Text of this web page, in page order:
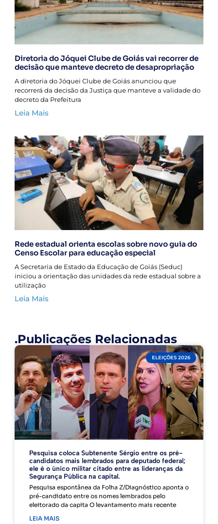
Diretoria do Jóquei Clube de Goiás vai recorrer de
decisão que manteve decreto de desapropriação
A diretoria do Jóquei Clube de Goiás anunciou que
recorrerá da decisão da Justiça que manteve a validade do
decreto da Prefeitura
Leia Mais
Rede estadual orienta escolas sobre novo guia do
Censo Escolar para educação especial
A Secretaria de Estado da Educação de Goiás (Seduc)
iniciou a orientação das unidades da rede estadual sobre a
utilização
Leia Mais
.Publicações Relacionadas
ELEIÇÕES 2026
Pesquisa coloca Subtenente Sérgio entre os pré-
candidatos mais lembrados para deputado federal;
ele é o único militar citado entre as lideranças da
Segurança Pública na capital.
Pesquisa espontânea da Folha Z/Diagnóstico aponta o
pré-candidato entre os nomes lembrados pelo
eleitorado da capita O levantamento mais recente
LEIA MAIS